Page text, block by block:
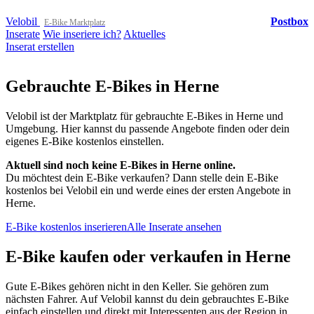
Velobil E-Bike Marktplatz
Postbox
Inserate Wie inseriere ich? Aktuelles
Inserat erstellen
Gebrauchte E-Bikes in Herne
Velobil ist der Marktplatz für gebrauchte E-Bikes in Herne und
Umgebung. Hier kannst du passende Angebote finden oder dein
eigenes E-Bike kostenlos einstellen.
Aktuell sind noch keine E-Bikes in Herne online.
Du möchtest dein E-Bike verkaufen? Dann stelle dein E-Bike
kostenlos bei Velobil ein und werde eines der ersten Angebote in
Herne.
E-Bike kostenlos inserierenAlle Inserate ansehen
E-Bike kaufen oder verkaufen in Herne
Gute E-Bikes gehören nicht in den Keller. Sie gehören zum
nächsten Fahrer. Auf Velobil kannst du dein gebrauchtes E-Bike
einfach einstellen und direkt mit Interessenten aus der Region in